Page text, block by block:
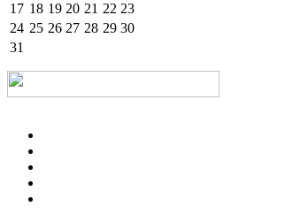
17 18 19 20 21 22 23
24 25 26 27 28 29 30
31